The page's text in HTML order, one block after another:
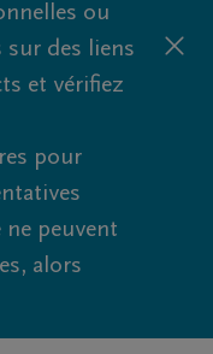
ou
sur des liens
et vérifiez
pour
ne peuvent
alors